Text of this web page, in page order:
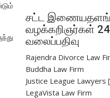
சட்ட
வழக்கறிஞர்கள்
வலைப்பதிவு
Rajendra Divorce Law
Buddha Law Firm
Justice League Lawyers
LegaVista Law Firm